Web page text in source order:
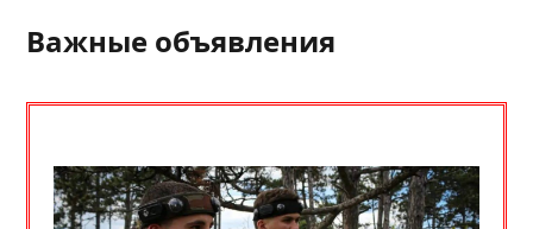
Важные объявления